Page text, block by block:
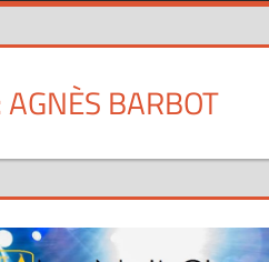
AGNÈS BARBOT